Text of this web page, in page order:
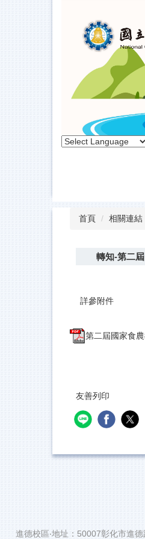
首頁 相關連結
轉知-第二
詳參附件
第二屆國家食
友善列印
進德校區‧地址：50007彰化市進